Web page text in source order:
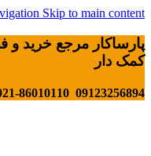
Skip to main content
پارساکار مرجع خرید و
کمک دار
09123256894 021-86010110